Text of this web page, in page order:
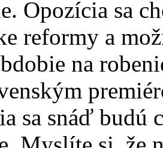
Opozícia sa
reformy a
na
sa snáď budú